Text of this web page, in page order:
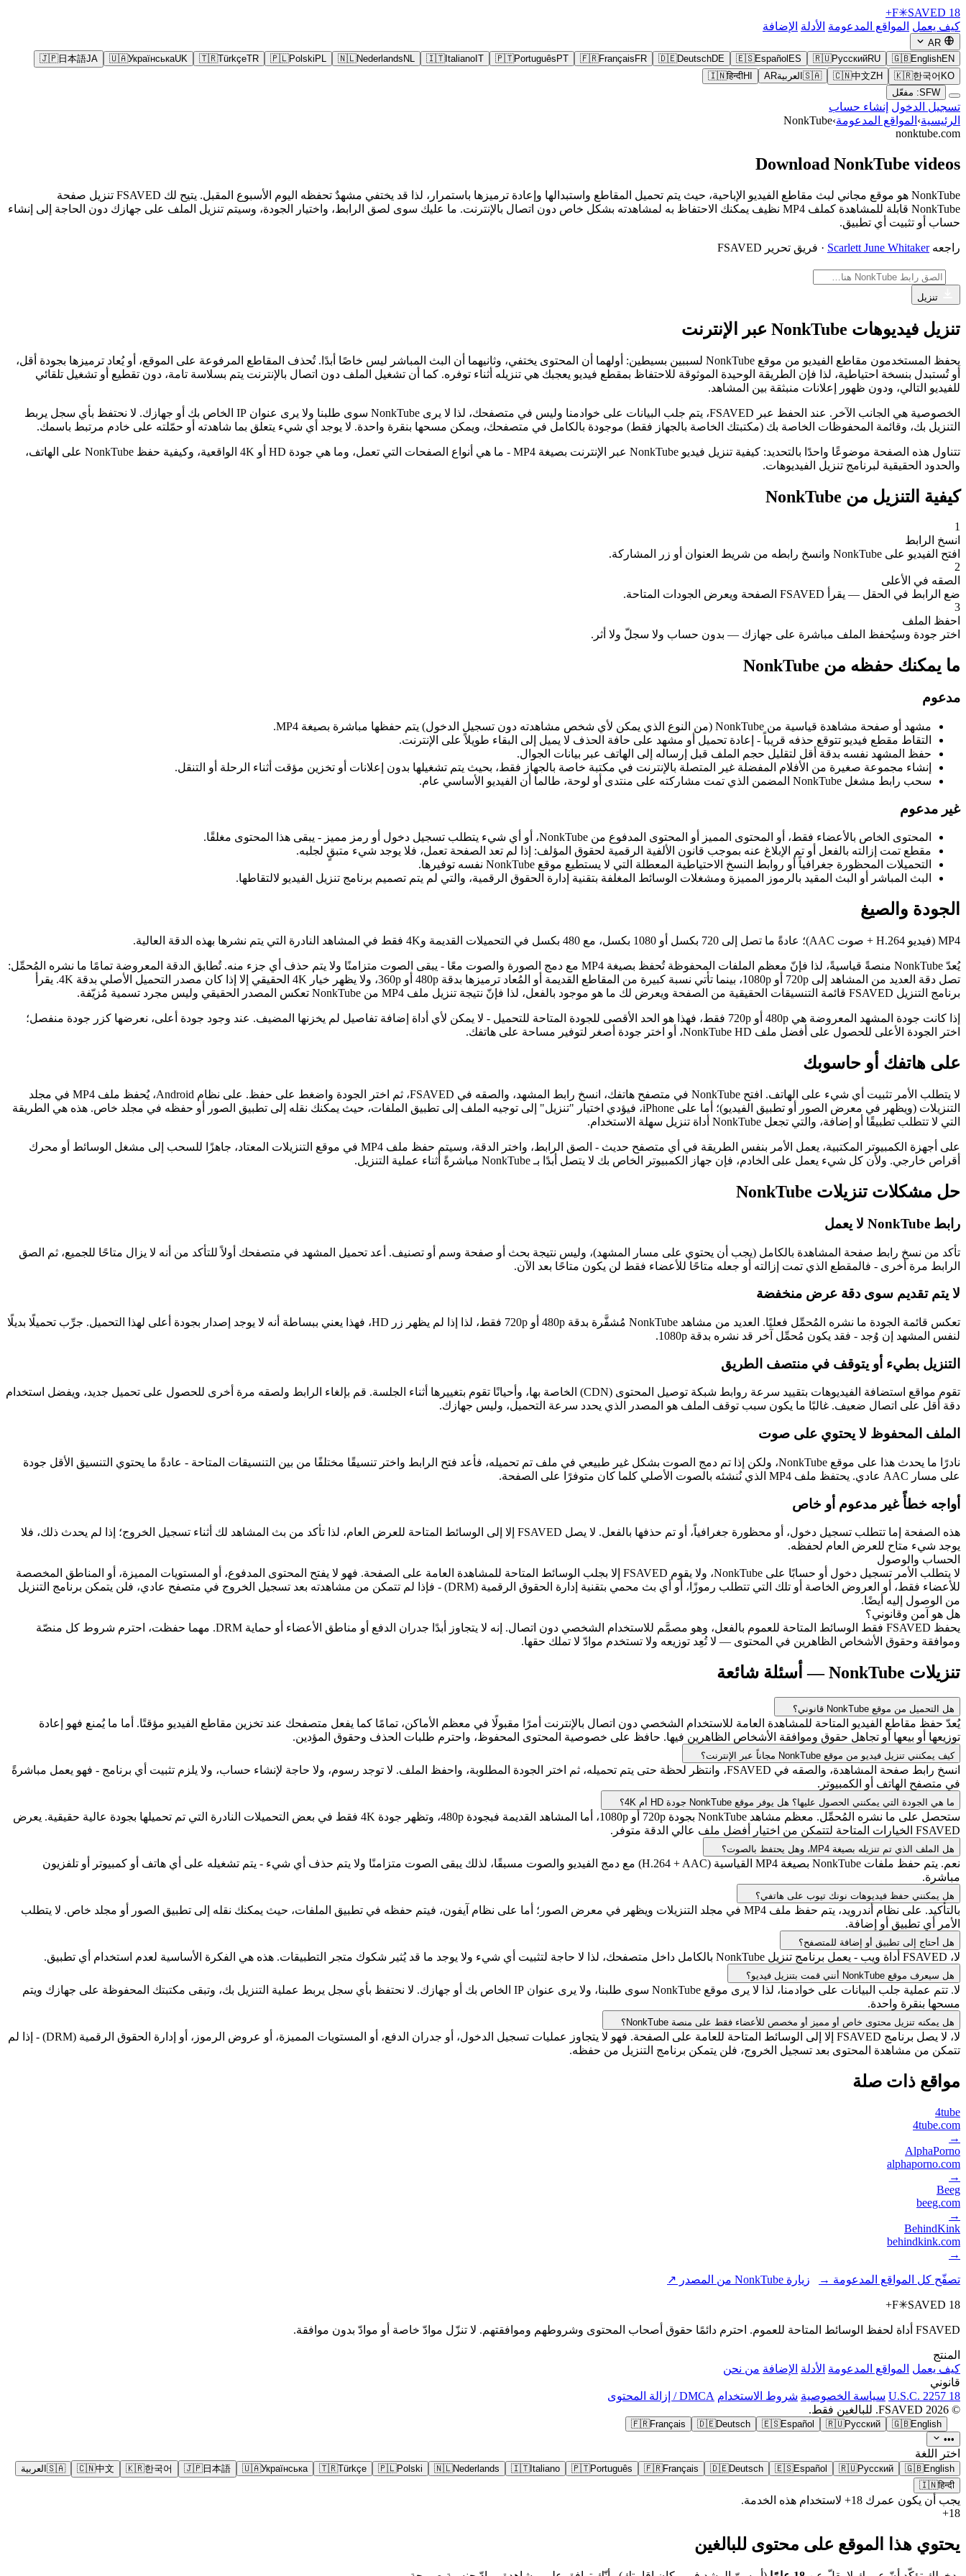
F✳SAVED 18+
كيف يعمل المواقع المدعومة الأدلة الإضافة
AR
🇬🇧EnglishEN
🇷🇺РусскийRU
🇪🇸Español ES
🇩🇪DeutschDE
🇫🇷Français FR
🇵🇹Português PT
🇮🇹Italiano IT
🇳🇱Nederlands NL
🇵🇱Polski PL
🇹🇷TürkçeTR
🇺🇦УкраїнськаUK
🇯🇵日本語JA
🇰🇷한국어 KO
🇨🇳中文ZH
🇸🇦 العربيةAR
🇮🇳हिन्दीHI
SFW: مفعّل
تسجيل الدخول إنشاء حساب
الرئيسية› المواقع المدعومة›
NonkTube
nonktube.com
Download NonkTube videos
NonkTube هو موقع مجاني لبث مقاطع الفيديو الإباحية، حيث يتم تحميل المقاطع واستبدالها وإعادة ترميزها باستمرار، لذا قد يختفي مشهدٌ تحفظه اليوم الأسبوع المقبل. يتيح لك FSAVED تنزيل صفحة
NonkTube قابلة للمشاهدة كملف MP4 نظيف يمكنك الاحتفاظ به لمشاهدته بشكل خاص دون اتصال بالإنترنت. ما عليك سوى لصق الرابط، واختيار الجودة، وسيتم تنزيل الملف على جهازك دون الحاجة إلى إنشاء
حساب أو تثبيت أي تطبيق.
راجعهScarlett June Whitaker · فريق تحرير FSAVED
تنزيل
تنزيل فيديوهات NonkTube عبر الإنترنت
يحفظ المستخدمون مقاطع الفيديو من موقع NonkTube لسببين بسيطين: أولهما أن المحتوى يختفي، وثانيهما أن البث المباشر ليس خاصًا أبدًا. تُحذف المقاطع المرفوعة على الموقع، أو يُعاد ترميزها بجودة أقل،
أو تُستبدل بنسخة احتياطية، لذا فإن الطريقة الوحيدة الموثوقة للاحتفاظ بمقطع فيديو يعجبك هي تنزيله أثناء توفره. كما أن تشغيل الملف دون اتصال بالإنترنت يتم بسلاسة تامة، دون تقطيع أو تشغيل تلقائي
للفيديو التالي، ودون ظهور إعلانات منبثقة بين المشاهد.
الخصوصية هي الجانب الآخر. عند الحفظ عبر FSAVED، يتم جلب البيانات على خوادمنا وليس في متصفحك، لذا لا يرى NonkTube سوى طلبنا ولا يرى عنوان IP الخاص بك أو جهازك. لا نحتفظ بأي سجل يربط
التنزيل بك، وقائمة المحفوظات الخاصة بك (مكتبتك الخاصة بالجهاز فقط) موجودة بالكامل في متصفحك، ويمكن مسحها بنقرة واحدة. لا يوجد أي شيء يتعلق بما شاهدته أو حمّلته على خادم مرتبط باسمك.
تتناول هذه الصفحة موضوعًا واحدًا بالتحديد: كيفية تنزيل فيديو NonkTube عبر الإنترنت بصيغة MP4 - ما هي أنواع الصفحات التي تعمل، وما هي جودة HD أو 4K الواقعية، وكيفية حفظ NonkTube على الهاتف،
والحدود الحقيقية لبرنامج تنزيل الفيديوهات.
كيفية التنزيل من NonkTube
1
انسخ الرابط
افتح الفيديو على NonkTube وانسخ رابطه من شريط العنوان أو زر المشاركة.
2
الصقه في الأعلى
ضع الرابط في الحقل — يقرأ FSAVED الصفحة ويعرض الجودات المتاحة.
3
احفظ الملف
اختر جودة وسيُحفظ الملف مباشرة على جهازك — بدون حساب ولا سجلّ ولا أثر.
ما يمكنك حفظه من NonkTube
مدعوم
مشهد أو صفحة مشاهدة قياسية من NonkTube (من النوع الذي يمكن لأي شخص مشاهدته دون تسجيل الدخول) يتم حفظها مباشرة بصيغة MP4.
التقاط مقطع فيديو تتوقع حذفه قريباً - إعادة تحميل أو مشهد على حافة الحذف لا يميل إلى البقاء طويلاً على الإنترنت.
حفظ المشهد نفسه بدقة أقل لتقليل حجم الملف قبل إرساله إلى الهاتف عبر بيانات الجوال.
إنشاء مجموعة صغيرة من الأفلام المفضلة غير المتصلة بالإنترنت في مكتبة خاصة بالجهاز فقط، بحيث يتم تشغيلها بدون إعلانات أو تخزين مؤقت أثناء الرحلة أو التنقل.
سحب رابط مشغل NonkTube المضمن الذي تمت مشاركته على منتدى أو لوحة، طالما أن الفيديو الأساسي عام.
غير مدعوم
المحتوى الخاص بالأعضاء فقط، أو المحتوى المميز أو المحتوى المدفوع من NonkTube، أو أي شيء يتطلب تسجيل دخول أو رمز مميز - يبقى هذا المحتوى مغلقًا.
مقطع تمت إزالته بالفعل أو تم الإبلاغ عنه بموجب قانون الألفية الرقمية لحقوق المؤلف: إذا لم تعد الصفحة تعمل، فلا يوجد شيء متبقٍ لجلبه.
التحميلات المحظورة جغرافياً أو روابط النسخ الاحتياطية المعطلة التي لا يستطيع موقع NonkTube نفسه توفيرها.
البث المباشر أو البث المقيد بالرموز المميزة ومشغلات الوسائط المغلفة بتقنية إدارة الحقوق الرقمية، والتي لم يتم تصميم برنامج تنزيل الفيديو لالتقاطها.
الجودة والصيغ
MP4 (فيديو H.264 + صوت AAC)؛ عادةً ما تصل إلى 720 بكسل أو 1080 بكسل، مع 480 بكسل في التحميلات القديمة و4K فقط في المشاهد النادرة التي يتم نشرها بهذه الدقة العالية.
يُعدّ NonkTube منصةً قياسيةً، لذا فإنّ معظم الملفات المحفوظة تُحفظ بصيغة MP4 مع دمج الصورة والصوت معًا - يبقى الصوت متزامنًا ولا يتم حذف أي جزء منه. تُطابق الدقة المعروضة تمامًا ما نشره المُحمِّل:
تصل دقة العديد من المشاهد إلى 720p أو 1080p، بينما تأتي نسبة كبيرة من المقاطع القديمة أو المُعاد ترميزها بدقة 480p أو 360p، ولا يظهر خيار 4K الحقيقي إلا إذا كان مصدر التحميل الأصلي بدقة 4K. يقرأ
برنامج التنزيل FSAVED قائمة التنسيقات الحقيقية من الصفحة ويعرض لك ما هو موجود بالفعل، لذا فإنّ نتيجة تنزيل ملف MP4 من NonkTube تعكس المصدر الحقيقي وليس مجرد تسمية مُزيّفة.
إذا كانت جودة المشهد المعروضة هي 480p أو 720p فقط، فهذا هو الحد الأقصى للجودة المتاحة للتحميل - لا يمكن لأي أداة إضافة تفاصيل لم يخزنها المضيف. عند وجود جودة أعلى، نعرضها كزر جودة منفصل؛
اختر الجودة الأعلى للحصول على أفضل ملف NonkTube HD، أو اختر جودة أصغر لتوفير مساحة على هاتفك.
على هاتفك أو حاسوبك
لا يتطلب الأمر تثبيت أي شيء على الهاتف. افتح NonkTube في متصفح هاتفك، انسخ رابط المشهد، والصقه في FSAVED، ثم اختر الجودة واضغط على حفظ. على نظام Android، يُحفظ ملف MP4 في مجلد
التنزيلات (ويظهر في معرض الصور أو تطبيق الفيديو)؛ أما على iPhone، فيؤدي اختيار "تنزيل" إلى توجيه الملف إلى تطبيق الملفات، حيث يمكنك نقله إلى تطبيق الصور أو حفظه في مجلد خاص. هذه هي الطريقة
التي لا تتطلب تطبيقًا أو إضافة، والتي تجعل NonkTube أداة تنزيل سهلة الاستخدام.
على أجهزة الكمبيوتر المكتبية، يعمل الأمر بنفس الطريقة في أي متصفح حديث - الصق الرابط، واختر الدقة، وسيتم حفظ ملف MP4 في موقع التنزيلات المعتاد، جاهزًا للسحب إلى مشغل الوسائط أو محرك
أقراص خارجي. ولأن كل شيء يعمل على الخادم، فإن جهاز الكمبيوتر الخاص بك لا يتصل أبدًا بـ NonkTube مباشرةً أثناء عملية التنزيل.
حل مشكلات تنزيلات NonkTube
رابط NonkTube لا يعمل
تأكد من نسخ رابط صفحة المشاهدة بالكامل (يجب أن يحتوي على مسار المشهد)، وليس نتيجة بحث أو صفحة وسم أو تصنيف. أعد تحميل المشهد في متصفحك أولاً للتأكد من أنه لا يزال متاحًا للجميع، ثم الصق
الرابط مرة أخرى - فالمقطع الذي تمت إزالته أو جعله متاحًا للأعضاء فقط لن يكون متاحًا بعد الآن.
لا يتم تقديم سوى دقة عرض منخفضة
تعكس قائمة الجودة ما نشره المُحمِّل فعليًا. العديد من مشاهد NonkTube مُشفَّرة بدقة 480p أو 720p فقط، لذا إذا لم يظهر زر HD، فهذا يعني ببساطة أنه لا يوجد إصدار بجودة أعلى لهذا التحميل. جرِّب تحميلًا بديلًا
لنفس المشهد إن وُجد - فقد يكون مُحمِّل آخر قد نشره بدقة 1080p.
التنزيل بطيء أو يتوقف في منتصف الطريق
تقوم مواقع استضافة الفيديوهات بتقييد سرعة روابط شبكة توصيل المحتوى (CDN) الخاصة بها، وأحيانًا تقوم بتغييرها أثناء الجلسة. قم بإلغاء الرابط ولصقه مرة أخرى للحصول على تحميل جديد، ويفضل استخدام
دقة أقل على اتصال ضعيف. غالبًا ما يكون سبب توقف الملف هو المصدر الذي يحدد سرعة التحميل، وليس جهازك.
الملف المحفوظ لا يحتوي على صوت
نادرًا ما يحدث هذا على موقع NonkTube، ولكن إذا تم دمج الصوت بشكل غير طبيعي في ملف تم تحميله، فأعد فتح الرابط واختر تنسيقًا مختلفًا من بين التنسيقات المتاحة - عادةً ما يحتوي التنسيق الأقل جودة
على مسار AAC عادي. يحتفظ ملف MP4 الذي نُنشئه بالصوت الأصلي كلما كان متوفرًا على الصفحة.
أواجه خطأً غير مدعوم أو خاص
هذه الصفحة إما تتطلب تسجيل دخول، أو محظورة جغرافياً، أو تم حذفها بالفعل. لا يصل FSAVED إلا إلى الوسائط المتاحة للعرض العام، لذا تأكد من بث المشاهد لك أثناء تسجيل الخروج؛ إذا لم يحدث ذلك، فلا
يوجد شيء متاح للعرض العام لحفظه.
الحساب والوصول
لا يتطلب الأمر تسجيل دخول أو حسابًا على NonkTube، ولا يقوم FSAVED إلا بجلب الوسائط المتاحة للمشاهدة العامة على الصفحة. فهو لا يفتح المحتوى المدفوع، أو المستويات المميزة، أو المناطق المخصصة
للأعضاء فقط، أو العروض الخاصة أو تلك التي تتطلب رموزًا، أو أي بث محمي بتقنية إدارة الحقوق الرقمية (DRM) - فإذا لم تتمكن من مشاهدته بعد تسجيل الخروج في متصفح عادي، فلن يتمكن برنامج التنزيل
من الوصول إليه أيضًا.
هل هو آمن وقانوني؟
يحفظ FSAVED فقط الوسائط المتاحة للعموم بالفعل، وهو مصمَّم للاستخدام الشخصي دون اتصال. إنه لا يتجاوز أبدًا جدران الدفع أو مناطق الأعضاء أو حماية DRM. مهما حفظت، احترم شروط كل منصّة
وموافقة وحقوق الأشخاص الظاهرين في المحتوى — لا تُعِد توزيعه ولا تستخدم موادّ لا تملك حقها.
تنزيلات NonkTube — أسئلة شائعة
هل التحميل من موقع NonkTube قانوني؟
يُعدّ حفظ مقاطع الفيديو المتاحة للمشاهدة العامة للاستخدام الشخصي دون اتصال بالإنترنت أمرًا مقبولًا في معظم الأماكن، تمامًا كما يفعل متصفحك عند تخزين مقاطع الفيديو مؤقتًا. أما ما يُمنع فهو إعادة
توزيعها أو بيعها أو تجاهل حقوق وموافقة الأشخاص الظاهرين فيها. حافظ على خصوصية المحتوى المحفوظ، واحترم طلبات الحذف وحقوق المؤدين.
كيف يمكنني تنزيل فيديو من موقع NonkTube مجاناً عبر الإنترنت؟
انسخ رابط صفحة المشاهدة، والصقه في FSAVED، وانتظر لحظة حتى يتم تحميله، ثم اختر الجودة المطلوبة، واحفظ الملف. لا توجد رسوم، ولا حاجة لإنشاء حساب، ولا يلزم تثبيت أي برنامج - فهو يعمل مباشرةً
في متصفح الهاتف أو الكمبيوتر.
ما هي الجودة التي يمكنني الحصول عليها؟ هل يوفر موقع NonkTube جودة HD أم 4K؟
ستحصل على ما نشره المُحمِّل. معظم مشاهد NonkTube بجودة 720p أو 1080p، أما المشاهد القديمة فبجودة 480p، وتظهر جودة 4K فقط في بعض التحميلات النادرة التي تم تحميلها بجودة عالية حقيقية. يعرض
FSAVED الخيارات المتاحة لتتمكن من اختيار أفضل ملف عالي الدقة متوفر.
هل الملف الذي تم تنزيله بصيغة MP4، وهل يحتفظ بالصوت؟
نعم. يتم حفظ ملفات NonkTube بصيغة MP4 القياسية (H.264 + AAC) مع دمج الفيديو والصوت مسبقًا، لذلك يبقى الصوت متزامنًا ولا يتم حذف أي شيء - يتم تشغيله على أي هاتف أو كمبيوتر أو تلفزيون
مباشرة.
هل يمكنني حفظ فيديوهات نونك تيوب على هاتفي؟
بالتأكيد. على نظام أندرويد، يتم حفظ ملف MP4 في مجلد التنزيلات ويظهر في معرض الصور؛ أما على نظام آيفون، فيتم حفظه في تطبيق الملفات، حيث يمكنك نقله إلى تطبيق الصور أو مجلد خاص. لا يتطلب
الأمر أي تطبيق أو إضافة.
هل أحتاج إلى تطبيق أو إضافة للمتصفح؟
لا، FSAVED أداة ويب - يعمل برنامج تنزيل NonkTube بالكامل داخل متصفحك، لذا لا حاجة لتثبيت أي شيء ولا يوجد ما قد يُثير شكوك متجر التطبيقات. هذه هي الفكرة الأساسية لعدم استخدام أي تطبيق.
هل سيعرف موقع NonkTube أنني قمت بتنزيل فيديو؟
لا. تتم عملية جلب البيانات على خوادمنا، لذا لا يرى موقع NonkTube سوى طلبنا، ولا يرى عنوان IP الخاص بك أو جهازك. لا نحتفظ بأي سجل يربط عملية التنزيل بك، وتبقى مكتبتك المحفوظة على جهازك ويتم
مسحها بنقرة واحدة.
هل يمكنه تنزيل محتوى خاص أو مميز أو مخصص للأعضاء فقط على منصة NonkTube؟
لا، لا يصل برنامج FSAVED إلا إلى الوسائط المتاحة للعامة على الصفحة. فهو لا يتجاوز عمليات تسجيل الدخول، أو جدران الدفع، أو المستويات المميزة، أو عروض الرموز، أو إدارة الحقوق الرقمية (DRM) - إذا لم
تتمكن من مشاهدة المحتوى بعد تسجيل الخروج، فلن يتمكن برنامج التنزيل من حفظه.
مواقع ذات صلة
4tube
4tube.com
→
AlphaPorno
alphaporno.com
→
Beeg
beeg.com
→
BehindKink
behindkink.com
→
تصفّح كل المواقع المدعومة → زيارة NonkTube من المصدر ↗
F✳SAVED 18+
FSAVED أداة لحفظ الوسائط المتاحة للعموم. احترم دائمًا حقوق أصحاب المحتوى وشروطهم وموافقتهم. لا تنزّل موادّ خاصة أو موادّ بدون موافقة.
المنتج
كيف يعمل المواقع المدعومة الأدلة الإضافة من نحن
قانوني
18 U.S.C. 2257
سياسة الخصوصية شروط الاستخدام DMCA / إزالة المحتوى
© 2026 FSAVED. للبالغين فقط.
🇬🇧English
🇷🇺Русский
🇪🇸Español
🇩🇪Deutsch
🇫🇷Français
•••
اختر اللغة
🇬🇧English
🇷🇺Русский
🇪🇸Español
🇩🇪Deutsch
🇫🇷Français
🇵🇹Português
🇮🇹Italiano
🇳🇱Nederlands
🇵🇱Polski
🇹🇷Türkçe
🇺🇦Українська
🇯🇵日本語
🇰🇷한국어
🇨🇳中文
🇸🇦 العربية
🇮🇳हिन्दी
يجب أن يكون عمرك 18+ لاستخدام هذه الخدمة.
18+
يحتوي هذا الموقع على محتوى للبالغين